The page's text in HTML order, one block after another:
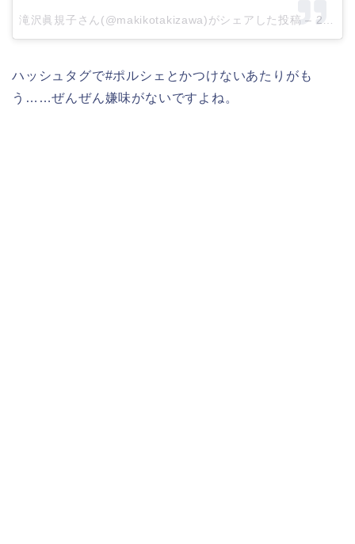
滝沢眞規子さん(@makikotakizawa)がシェアした投稿 – 2017 1月 31 9:29午後 PST
ハッシュタグで#ポルシェとかつけないあたりがも
う……ぜんぜん嫌味がないですよね。